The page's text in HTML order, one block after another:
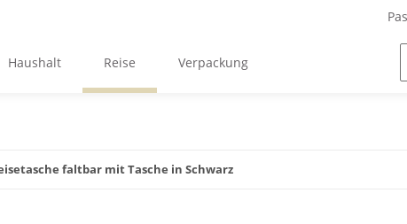
Haushalt Reise Verpackung
faltbar mit Tasche in Schwarz